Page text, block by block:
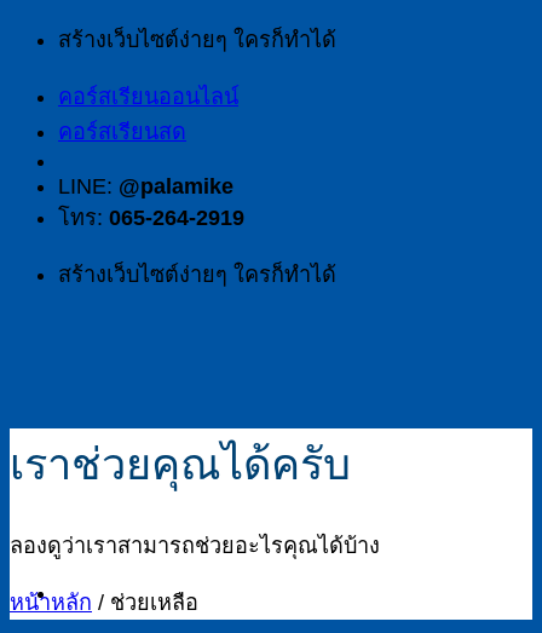
Skip
สร้างเว็บไซต์ง่ายๆ ใครก็ทำได้
คอร์สเรียนออนไลน์
คอร์สเรียนสด
LINE: @palamike
โทร: 065-264-2919
สร้างเว็บไซต์ง่ายๆ ใครก็ทำได้
เราช่วยคุณได้ครับ
ลองดูว่าเราสามารถช่วยอะไรคุณได้บ้าง
หน้าหลัก / ช่วยเหลือ